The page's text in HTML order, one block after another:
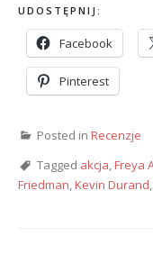
UDOSTĘPNIJ:
Facebook
Pinterest
Posted in Recenzje
Tagged akcja Freya
Friedman Kevin Durand